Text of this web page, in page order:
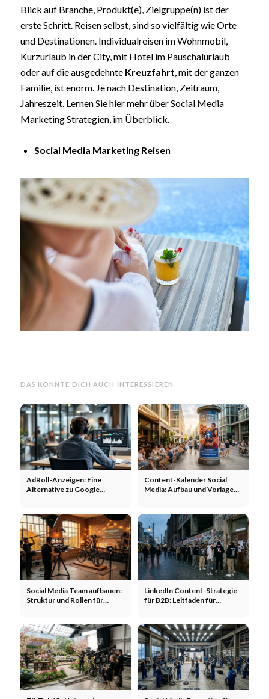
Blick auf Branche, Produkt(e), Zielgruppe(n) ist der
erste Schritt. Reisen selbst, sind so vielfältig wie Orte
und Destinationen. Individualreisen im Wohnmobil,
Kurzurlaub in der City, mit Hotel im Pauschalurlaub
oder auf die ausgedehnte Kreuzfahrt, mit der ganzen
Familie, ist enorm. Je nach Destination, Zeitraum,
Jahreszeit. Lernen Sie hier mehr über Social Media
Marketing Strategien, im Überblick.
Social Media Marketing Reisen
DAS KÖNNTE DICH AUCH INTERESSIEREN
AdRoll-Anzeigen: Eine
Alternative zu Google
Reichweite
Content-Kalender Social
Media: Aufbau und Vorlage
Social Media Team aufbauen:
Struktur und Rollen für
LinkedIn Content-Strategie
für B2B: Leitfaden für